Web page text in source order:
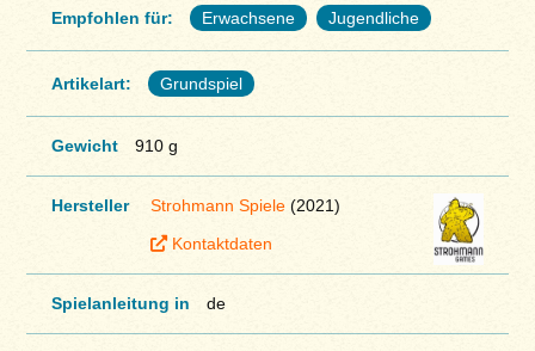
Empfohlen für: Erwachsene Jugendliche
Artikelart: Grundspiel
Gewicht 910 g
Hersteller Strohmann Spiele(2021)
Kontaktdaten
Spielanleitung in de